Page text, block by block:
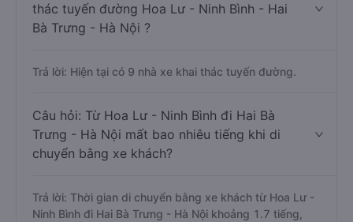
thác tuyến đường Hoa Lư - Ninh Bình - Hai
Bà Trưng - Hà Nội ?
Trả lời: Hiện tại có 9 nhà xe khai thác tuyến đường.
Câu hỏi: Từ Hoa Lư - Ninh Bình đi Hai Bà
Trưng - Hà Nội mất bao nhiêu tiếng khi di
chuyển bằng xe khách?
Trả lời: Thời gian di chuyển bằng xe khách từ Hoa Lư -
Ninh Bình đi Hai Bà Trưng - Hà Nội khoảng 1.7 tiếng,